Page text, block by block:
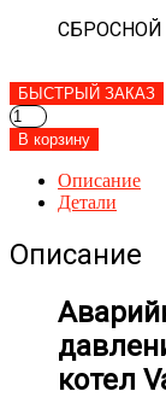
CБРОСНОЙ
БЫСТРЫЙ ЗАКАЗ
Количество
товара
клапан
Vaillant
turboTEC
178985
В корзину
Описание
Детали
Описание
котел